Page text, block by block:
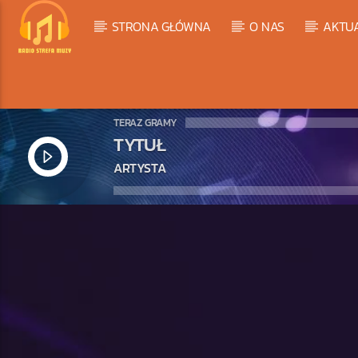
STRONA GŁÓWNA O NAS
TERAZ GRAMY
TYTUŁ
ARTYSTA